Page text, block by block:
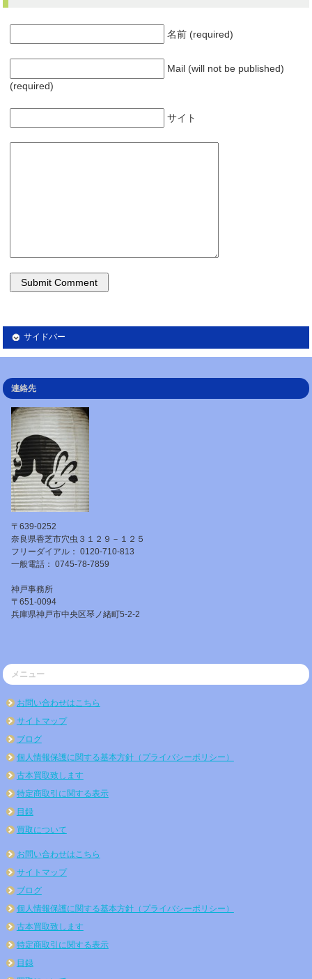
名前 (required)
Mail (will not be published)
(required)
サイト
サイドバー
連絡先
〒639-0252
奈良県香芝市穴虫３１２９－１２５
フリーダイアル： 0120-710-813
一般電話： 0745-78-7859
神戸事務所
〒651-0094
兵庫県神戸市中央区琴ノ緒町5-2-2
メニュー
お問い合わせはこちら
サイトマップ
ブログ
個人情報保護に関する基本方針（プライバシーポリシー）
古本買取致します
特定商取引に関する表示
目録
買取について
お問い合わせはこちら
サイトマップ
ブログ
個人情報保護に関する基本方針（プライバシーポリシー）
古本買取致します
特定商取引に関する表示
目録